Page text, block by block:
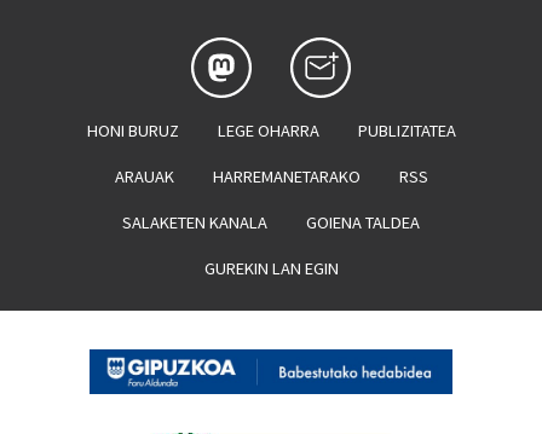
HONI BURUZ LEGE OHARRA PUBLIZITATEA
ARAUAK HARREMANETARAKO RSS
SALAKETEN KANALA GOIENA TALDEA
GUREKIN LAN EGIN